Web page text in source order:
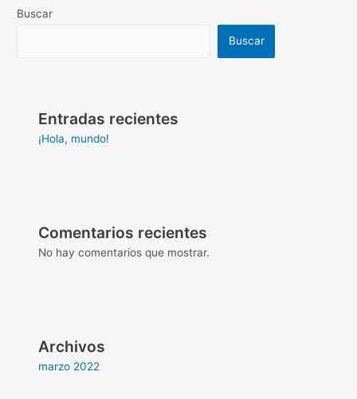
Buscar
Buscar
Entradas recientes
¡Hola, mundo!
Comentarios recientes
No hay comentarios que mostrar.
Archivos
marzo 2022